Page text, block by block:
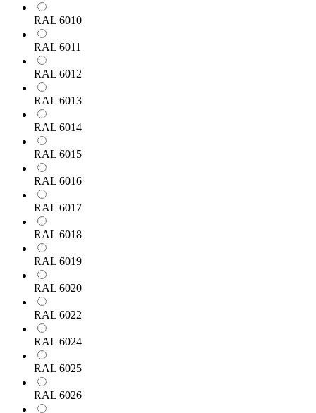
RAL 6010
RAL 6011
RAL 6012
RAL 6013
RAL 6014
RAL 6015
RAL 6016
RAL 6017
RAL 6018
RAL 6019
RAL 6020
RAL 6022
RAL 6024
RAL 6025
RAL 6026